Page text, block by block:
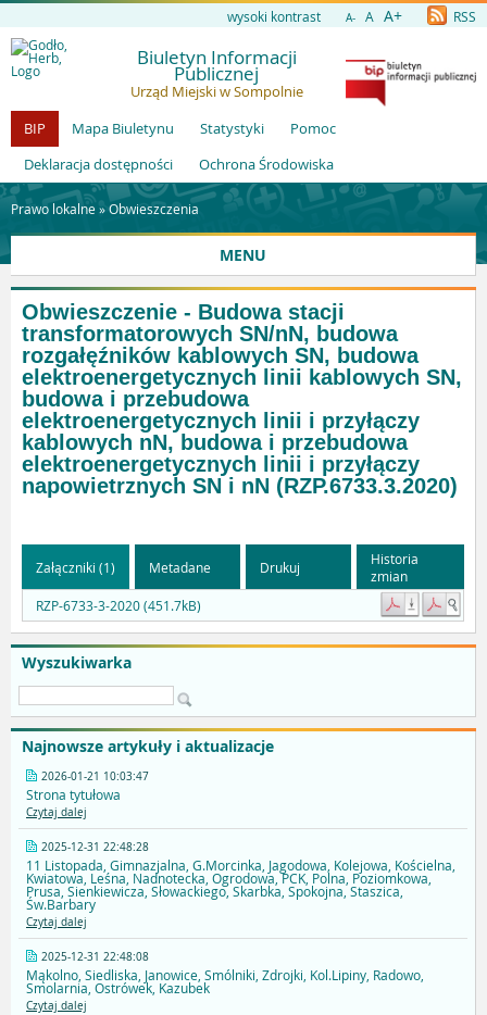
wysoki kontrast A- A A+ RSS
Biuletyn Informacji
Publicznej
Urząd Miejski w Sompolnie
BIP
Mapa Biuletynu Statystyki
Pomoc
Deklaracja dostępności
Ochrona Środowiska
Prawo lokalne »Obwieszczenia
MENU
Wyszukiwarka
Najnowsze artykuły i aktualizacje
2026-01-21 10:03:47
Strona tytułowa
Czytaj dalej
2025-12-31 22:48:28
11 Listopada, Gimnazjalna, G.Morcinka, Jagodowa, Kolejowa, Kościelna,
Kwiatowa, Leśna, Nadnotecka, Ogrodowa, PCK, Polna, Poziomkowa,
Prusa, Sienkiewicza, Słowackiego, Skarbka, Spokojna, Staszica,
Św.Barbary
Czytaj dalej
2025-12-31 22:48:08
Mąkolno, Siedliska, Janowice, Smólniki, Zdrojki, Kol.Lipiny, Radowo,
Smolarnia, Ostrówek, Kazubek
Czytaj dalej
Obwieszczenie - Budowa stacji
transformatorowych SN/nN, budowa
rozgałęźników kablowych SN, budowa
elektroenergetycznych linii kablowych SN,
budowa i przebudowa
elektroenergetycznych linii i przyłączy
kablowych nN, budowa i przebudowa
elektroenergetycznych linii i przyłączy
napowietrznych SN i nN (RZP.6733.3.2020)
Załączniki (1) Metadane Drukuj
Historia
zmian
RZP-6733-3-2020 (451.7kB)